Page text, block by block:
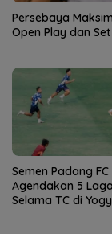
Persebaya
Open Play dan Set
Semen Padang FC
Agendakan 5
Selama TC di